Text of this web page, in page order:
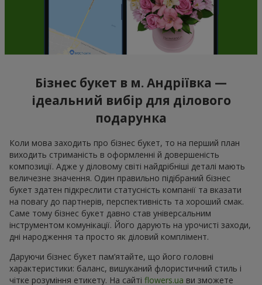
Бізнес букет в м. Андріївка —
ідеальний вибір для ділового
подарунка
Коли мова заходить про бізнес букет, то на перший план
виходить стриманість в оформленні й довершеність
композиції. Адже у діловому світі найдрібніші деталі мають
величезне значення. Один правильно підібраний бізнес
букет здатен підкреслити статусність компанії та вказати
на повагу до партнерів, перспективність та хороший смак.
Саме тому бізнес букет давно став універсальним
інструментом комунікації. Його дарують на урочисті заходи,
дні народження та просто як діловий комплімент.
Даруючи бізнес букет пам’ятайте, що його головні
характеристики: баланс, вишуканий флористичний стиль і
чітке розуміння етикету. На сайті flowers.ua ви зможете